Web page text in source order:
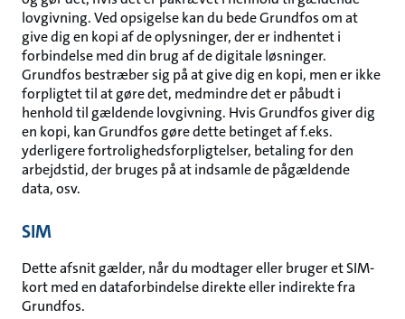
lovgivning. Ved opsigelse kan du bede Grundfos om at
give dig en kopi af de oplysninger, der er indhentet i
forbindelse med din brug af de digitale løsninger.
Grundfos bestræber sig på at give dig en kopi, men er ikke
forpligtet til at gøre det, medmindre det er påbudt i
henhold til gældende lovgivning. Hvis Grundfos giver dig
en kopi, kan Grundfos gøre dette betinget af f.eks.
yderligere fortrolighedsforpligtelser, betaling for den
arbejdstid, der bruges på at indsamle de pågældende
data, osv.
SIM
Dette afsnit gælder, når du modtager eller bruger et SIM-
kort med en dataforbindelse direkte eller indirekte fra
Grundfos.